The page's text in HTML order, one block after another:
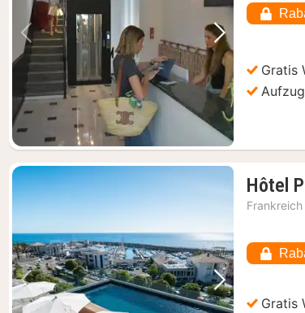
Vorheriges Bild Nächstes
Gratis
Aufzug
Vorheriges Bild Nächstes
Hôtel
Frankreich
Gratis